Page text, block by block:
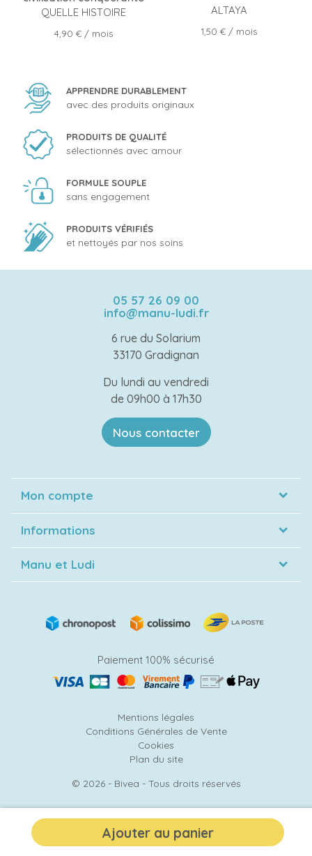
Ajouter au panier
QUELLE HISTOIRE
Prix
4,90 €/ mois
ALTAYA
Prix
1,50 €/ mois
APPRENDRE DURABLEMENT
avec des produits originaux
PRODUITS DE QUALITÉ
sélectionnés avec amour
FORMULE SOUPLE
sans engagement
PRODUITS VÉRIFIÉS
et nettoyés par nos soins
05 57 26 09 00
info@manu-ludi.fr
6 rue du Solarium
33170 Gradignan
Du lundi au vendredi
de 09h00 à 17h30
Nous contacter
Mon compte
Informations
Manu et Ludi
Paiement 100% sécurisé
Mentions légales
Conditions Générales de Vente
Cookies
Plan du site
© 2026 - Bivea - Tous droits réservés